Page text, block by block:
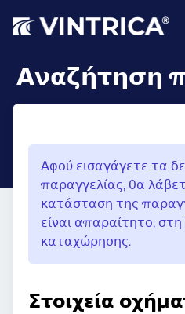
Αναζήτηση
Αφού εισαγάγετε τα
παραγγελίας, θα
κατάσταση της
είναι απαραίτητο,
καταχώρησης.
Στοιχεία